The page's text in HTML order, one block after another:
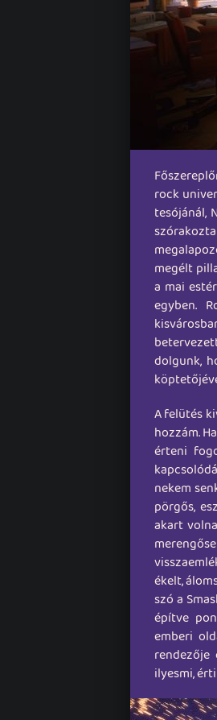
rock
tesójánál,
megélt
a mai
egyben.
dolgunk,
A felütés
hozzám.
érteni
nekem
pörgős,
akart
ékelt,
szó a
építve
emberi
rendezője
ilyesmi,